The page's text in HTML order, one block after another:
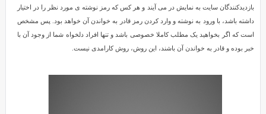
بازدیدکنندگان سایت به نمایش در می آیند و هر کس که رمز نوشته ی مورد نظر را در اختیار
داشته باشد، با ورود به نوشته و وارد کردن رمز قادر به خواندن آن خواهد بود. پس مشخص
است که اگر بخواهید یک مطلب کاملا خصوصی باشد و تنها افراد دلخواه شما از وجود آن با
خبر بوده و قادر به خواندن آن باشند، این روش، روش کارامدی نیست.